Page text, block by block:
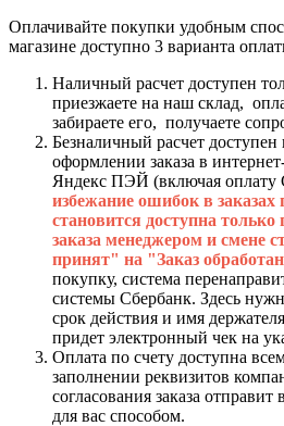
Оплачивайте покупки удобным
магазине доступно 3 варианта
Наличный расчет доступен
приезжаете на наш склад,
забираете его, получаете
Безналичный расчет
оформлении заказа в
Яндекс ПЭЙ (включая
избежание ошибок в заказах
становится доступна только
заказа менеджером и смене
принят" на "Заказ
покупку, система
системы Сбербанк. Здесь
срок действия и имя
придет электронный чек на
Оплата по счету доступна
заполнении реквизитов
согласования заказа
для вас способом.